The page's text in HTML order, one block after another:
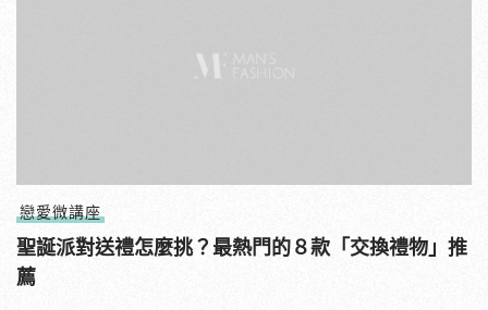
戀愛微講座
聖誕派對送禮怎麼挑？最熱門的８款「交換禮物」推
薦